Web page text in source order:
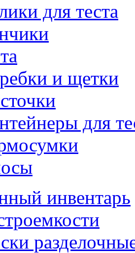
для теста
и щетки
для
инвентарь